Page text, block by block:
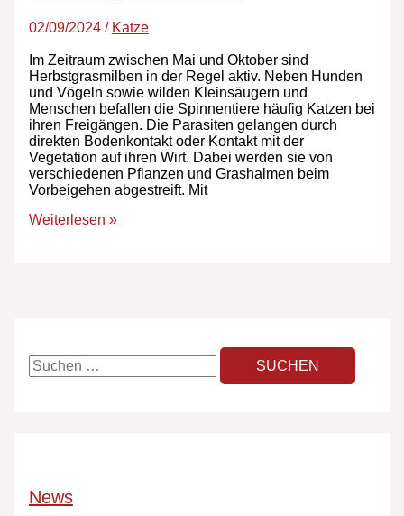
02/09/2024 / Katze
Im Zeitraum zwischen Mai und Oktober sind
Herbstgrasmilben in der Regel aktiv. Neben Hunden
und Vögeln sowie wilden Kleinsäugern und
Menschen befallen die Spinnentiere häufig Katzen bei
ihren Freigängen. Die Parasiten gelangen durch
direkten Bodenkontakt oder Kontakt mit der
Vegetation auf ihren Wirt. Dabei werden sie von
verschiedenen Pflanzen und Grashalmen beim
Vorbeigehen abgestreift. Mit
Weiterlesen »
News